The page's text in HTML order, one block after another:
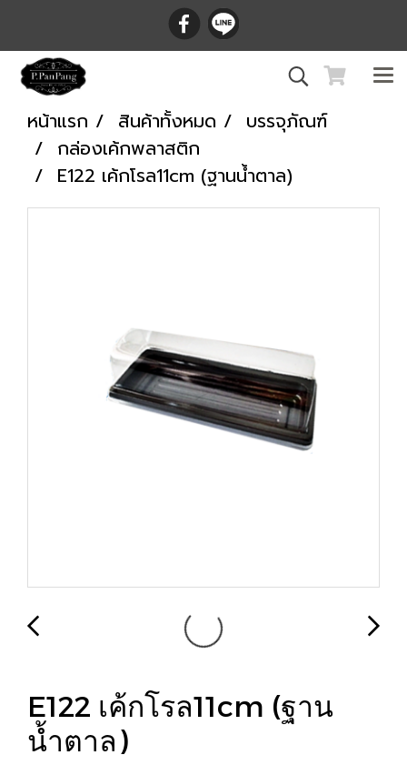
หน้าแรก สินค้าทั้งหมด
บรรจุภัณฑ์
กล่องเค้กพลาสติก
E122 เค้กโรล11cm (ฐานน้ำตาล)
E122 เค้กโรล11cm (ฐาน
น้ำตาล)